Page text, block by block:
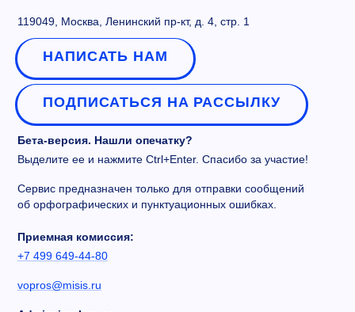
119049, Москва, Ленинский пр-кт, д. 4, стр. 1
НАПИСАТЬ НАМ
ПОДПИСАТЬСЯ НА РАССЫЛКУ
Бета-версия. Нашли опечатку?
Выделите ее и нажмите Ctrl+Enter. Спасибо за участие!
Сервис предназначен только для отправки сообщений
об орфографических и пунктуационных ошибках.
Приемная комиссия:
+7 499 649-44-80
vopros@misis.ru